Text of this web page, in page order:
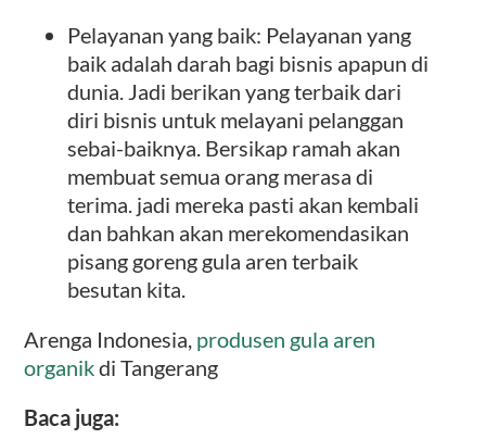
Pelayanan yang baik: Pelayanan yang
baik adalah darah bagi bisnis apapun di
dunia. Jadi berikan yang terbaik dari
diri bisnis untuk melayani pelanggan
sebai-baiknya. Bersikap ramah akan
membuat semua orang merasa di
terima. jadi mereka pasti akan kembali
dan bahkan akan merekomendasikan
pisang goreng gula aren terbaik
besutan kita.
Arenga Indonesia, produsen gula aren
organikdi Tangerang
Baca juga: